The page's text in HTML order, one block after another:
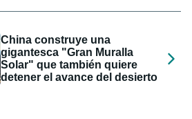
China construye una
gigantesca "Gran Muralla
Solar" que también quiere
detener el avance del desierto